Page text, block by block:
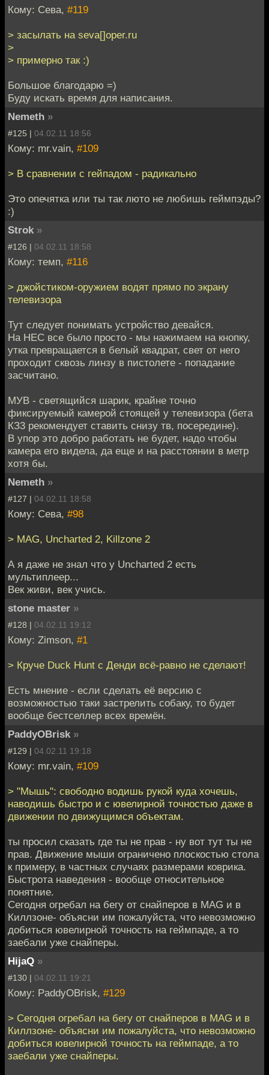
Кому: Сева, #119
> засылать на seva[]oper.ru
>
> примерно так :)
Большое благодарю =)
Буду искать время для написания.
Nemeth »
#125 | 04.02.11 18:56
Кому: mr.vain, #109
> В сравнении с гейпадом - радикально
Это опечятка или ты так люто не любишь геймпэды?
:)
Strok »
#126 | 04.02.11 18:58
Кому: темп, #116
> джойстиком-оружием водят прямо по экрану
телевизора
Тут следует понимать устройство девайся.
На НЕС все было просто - мы нажимаем на кнопку,
утка превращается в белый квадрат, свет от него
проходит сквозь линзу в пистолете - попадание
засчитано.
МУВ - светящийся шарик, крайне точно
фиксируемый камерой стоящей у телевизора (бета
КЗ3 рекомендует ставить снизу тв, посередине).
В упор это добро работать не будет, надо чтобы
камера его видела, да еще и на расстоянии в метр
хотя бы.
Nemeth »
#127 | 04.02.11 18:58
Кому: Сева, #98
> MAG, Uncharted 2, Killzone 2
А я даже не знал что у Uncharted 2 есть
мультиплеер...
Век живи, век учись.
stone master »
#128 | 04.02.11 19:12
Кому: Zimson, #1
> Круче Duck Hunt с Денди всё-равно не сделают!
Есть мнение - если сделать её версию с
возможностью таки застрелить собаку, то будет
вообще бестселлер всех времён.
PaddyOBrisk »
#129 | 04.02.11 19:18
Кому: mr.vain, #109
> "Мышь": свободно водишь рукой куда хочешь,
наводишь быстро и с ювелирной точностью даже в
движении по движущимся объектам.
ты просил сказать где ты не прав - ну вот тут ты не
прав. Движение мыши ограничено плоскостью стола
к примеру, в частных случаях размерами коврика.
Быстрота наведения - вообще относительное
понятние.
Сегодня огребал на бегу от снайперов в MAG и в
Киллзоне- объясни им пожалуйста, что невозможно
добиться ювелирной точность на геймпаде, а то
заебали уже снайперы.
HijaQ »
#130 | 04.02.11 19:21
Кому: PaddyOBrisk, #129
> Сегодня огребал на бегу от снайперов в MAG и в
Киллзоне- объясни им пожалуйста, что невозможно
добиться ювелирной точность на геймпаде, а то
заебали уже снайперы.